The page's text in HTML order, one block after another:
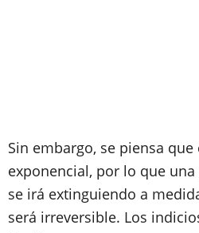
Sin embargo, se piensa que
exponencial, por lo que
se irá extinguiendo a
será irreversible. Los